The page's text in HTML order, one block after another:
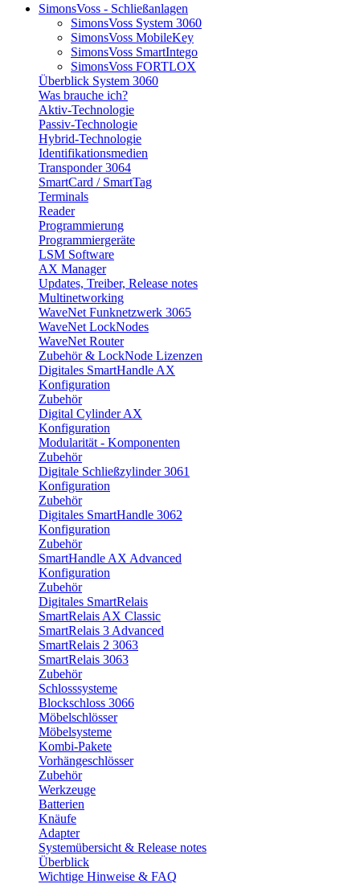
SimonsVoss - Schließanlagen
SimonsVoss System 3060
SimonsVoss MobileKey
SimonsVoss SmartIntego
SimonsVoss FORTLOX
Überblick System 3060
Was brauche ich?
Aktiv-Technologie
Passiv-Technologie
Hybrid-Technologie
Identifikationsmedien
Transponder 3064
SmartCard / SmartTag
Terminals
Reader
Programmierung
Programmiergeräte
LSM Software
AX Manager
Updates, Treiber, Release notes
Multinetworking
WaveNet Funknetzwerk 3065
WaveNet LockNodes
WaveNet Router
Zubehör & LockNode Lizenzen
Digitales SmartHandle AX
Konfiguration
Zubehör
Digital Cylinder AX
Konfiguration
Modularität - Komponenten
Zubehör
Digitale Schließzylinder 3061
Konfiguration
Zubehör
Digitales SmartHandle 3062
Konfiguration
Zubehör
SmartHandle AX Advanced
Konfiguration
Zubehör
Digitales SmartRelais
SmartRelais AX Classic
SmartRelais 3 Advanced
SmartRelais 2 3063
SmartRelais 3063
Zubehör
Schlosssysteme
Blockschloss 3066
Möbelschlösser
Möbelsysteme
Kombi-Pakete
Vorhängeschlösser
Zubehör
Werkzeuge
Batterien
Knäufe
Adapter
Systemübersicht & Release notes
Überblick
Wichtige Hinweise & FAQ